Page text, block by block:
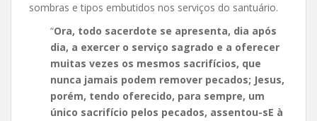
sombras e tipos embutidos nos serviços do santuário.
“Ora, todo sacerdote se apresenta, dia após
dia, a exercer o serviço sagrado e a oferecer
muitas vezes os mesmos sacrifícios, que
nunca jamais podem remover pecados; Jesus,
porém, tendo oferecido, para sempre, um
único sacrifício pelos pecados, assentou-sE à